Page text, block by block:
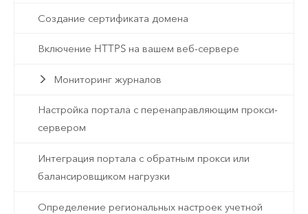
Создание сертификата домена
Включение HTTPS на вашем веб-сервере
Мониторинг журналов
Настройка портала с перенаправляющим прокси-
сервером
Интеграция портала с обратным прокси или
балансировщиком нагрузки
Определение региональных настроек учетной